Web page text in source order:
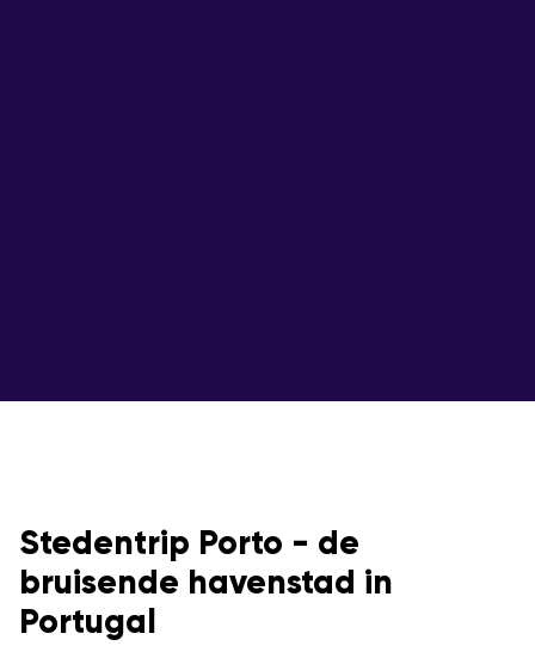
Stedentrip Porto - de
bruisende havenstad in
Portugal